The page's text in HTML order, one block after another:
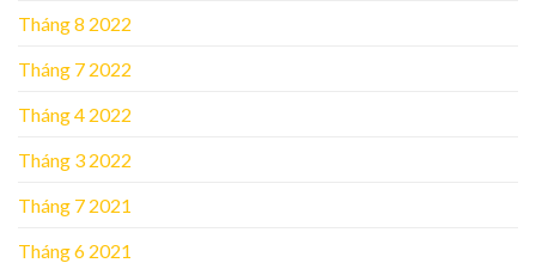
Tháng 8 2022
Tháng 7 2022
Tháng 4 2022
Tháng 3 2022
Tháng 7 2021
Tháng 6 2021